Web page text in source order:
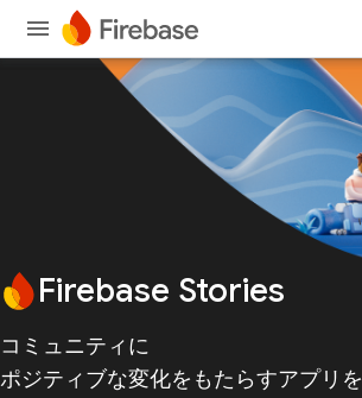
Firebase Stories
コミュニティに
ポジティブな変化をもたらすアプリを